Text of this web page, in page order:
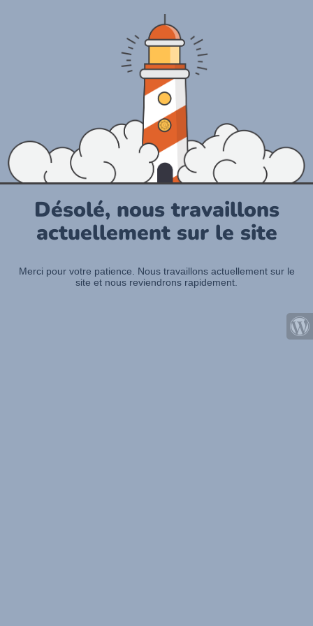
Désolé, nous travaillons
actuellement sur le site
Merci pour votre patience. Nous travaillons actuellement sur le
site et nous reviendrons rapidement.